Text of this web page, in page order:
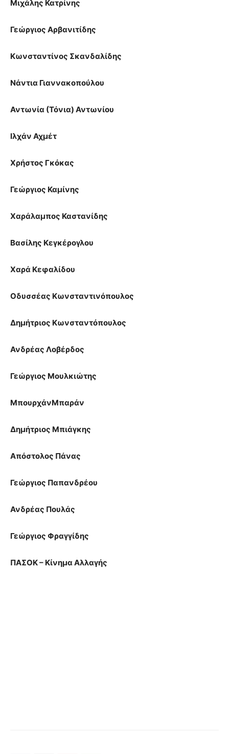
Μιχάλης Κατρίνης
Γεώργιος Αρβανιτίδης
Κωνσταντίνος Σκανδαλίδης
Νάντια Γιαννακοπούλου
Αντωνία (Τόνια) Αντωνίου
Ιλχάν Αχμέτ
Χρήστος Γκόκας
Γεώργιος Καμίνης
Χαράλαμπος Καστανίδης
Βασίλης Κεγκέρογλου
Χαρά Κεφαλίδου
Οδυσσέας Κωνσταντινόπουλος
Δημήτριος Κωνσταντόπουλος
Ανδρέας Λοβέρδος
Γεώργιος Μουλκιώτης
ΜπουρχάνΜπαράν
Δημήτριος Μπιάγκης
Απόστολος Πάνας
Γεώργιος Παπανδρέου
Ανδρέας Πουλάς
Γεώργιος Φραγγίδης
ΠΑΣΟΚ – Κίνημα Αλλαγής